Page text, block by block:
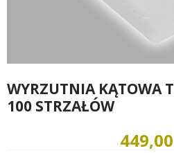
WYRZUTNIA KĄTOWA
100 STRZAŁÓW
449,00